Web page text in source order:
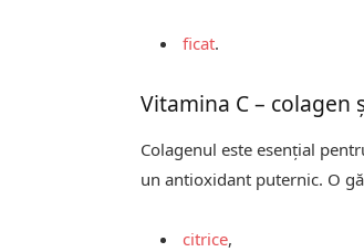
ficat.
Vitamina C – colagen
Colagenul este esențial
un antioxidant puternic. O
citrice,